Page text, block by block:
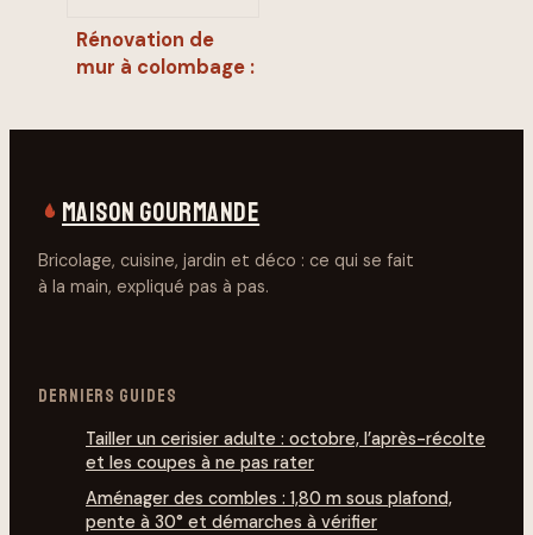
Rénovation de
mur à colombage :
MAISON GOURMANDE
Bricolage, cuisine, jardin et déco : ce qui se fait
à la main, expliqué pas à pas.
DERNIERS GUIDES
Tailler un cerisier adulte : octobre, l’après-récolte
et les coupes à ne pas rater
Aménager des combles : 1,80 m sous plafond,
pente à 30° et démarches à vérifier